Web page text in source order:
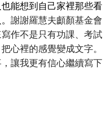
能想到自己家裡那些看
謝謝羅慧夫顱顏基金會
作不是只有功課、考試
心裡的感覺變成文字。
讓我更有信心繼續寫下